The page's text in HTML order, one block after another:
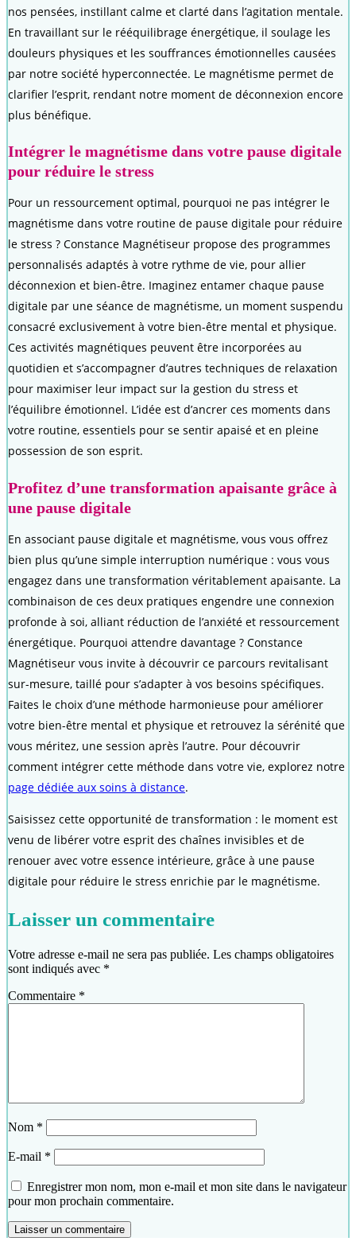
nos pensées, instillant calme et clarté dans l’agitation mentale.
En travaillant sur le rééquilibrage énergétique, il soulage les
douleurs physiques et les souffrances émotionnelles causées
par notre société hyperconnectée. Le magnétisme permet de
clarifier l’esprit, rendant notre moment de déconnexion encore
plus bénéfique.
Intégrer le magnétisme dans votre pause digitale
pour réduire le stress
Pour un ressourcement optimal, pourquoi ne pas intégrer le
magnétisme dans votre routine de pause digitale pour réduire
le stress ? Constance Magnétiseur propose des programmes
personnalisés adaptés à votre rythme de vie, pour allier
déconnexion et bien-être. Imaginez entamer chaque pause
digitale par une séance de magnétisme, un moment suspendu
consacré exclusivement à votre bien-être mental et physique.
Ces activités magnétiques peuvent être incorporées au
quotidien et s’accompagner d’autres techniques de relaxation
pour maximiser leur impact sur la gestion du stress et
l’équilibre émotionnel. L’idée est d’ancrer ces moments dans
votre routine, essentiels pour se sentir apaisé et en pleine
possession de son esprit.
Profitez d’une transformation apaisante grâce à
une pause digitale
En associant pause digitale et magnétisme, vous vous offrez
bien plus qu’une simple interruption numérique : vous vous
engagez dans une transformation véritablement apaisante. La
combinaison de ces deux pratiques engendre une connexion
profonde à soi, alliant réduction de l’anxiété et ressourcement
énergétique. Pourquoi attendre davantage ? Constance
Magnétiseur vous invite à découvrir ce parcours revitalisant
sur-mesure, taillé pour s’adapter à vos besoins spécifiques.
Faites le choix d’une méthode harmonieuse pour améliorer
votre bien-être mental et physique et retrouvez la sérénité que
vous méritez, une session après l’autre. Pour découvrir
comment intégrer cette méthode dans votre vie, explorez notre
page dédiée aux soins à distance.
Saisissez cette opportunité de transformation : le moment est
venu de libérer votre esprit des chaînes invisibles et de
renouer avec votre essence intérieure, grâce à une pause
digitale pour réduire le stress enrichie par le magnétisme.
Laisser un commentaire
Votre adresse e-mail ne sera pas publiée. Les champs obligatoires
sont indiqués avec *
Commentaire *
Nom *
E-mail *
Enregistrer mon nom, mon e-mail et mon site dans le navigateur
pour mon prochain commentaire.